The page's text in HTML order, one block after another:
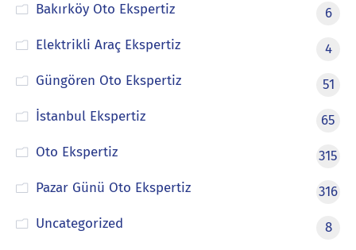
Bakırköy Oto Ekspertiz
6
Elektrikli Araç Ekspertiz
4
Güngören Oto Ekspertiz
51
İstanbul Ekspertiz
65
Oto Ekspertiz
315
Pazar Günü Oto Ekspertiz
316
Uncategorized
8